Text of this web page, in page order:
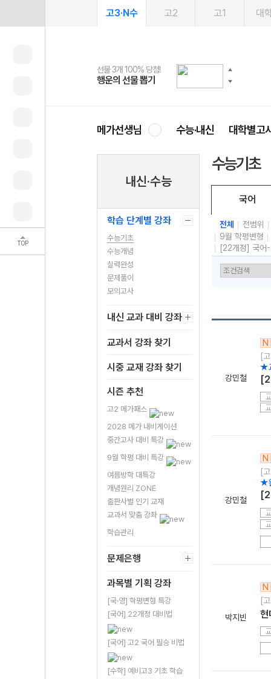
TOP
고3·N수 고2 고1 대
선물 3개 100% 당첨!
행운의 선물 뽑기
선물 100% 증정!
메가스터디 X 올리브
여름방학 스터디 캐시백
메가런 썸머스쿨
2027 러셀 단과
강사 공개선발
스마트러닝앱
설문 EVENT
메가패스
3일 무료 체험권
메가패스 수강생 무료혜택!
메가클럽 멤버십
사회공헌 캠페인
희망이룸 메가나눔
메가선생님 수능·내신 대학별고
내신·수능
학습 단계별 강좌
수능기초
수능개념
실력완성
문제풀이
모의고사
내신 교과 대비 강좌
교과서 강좌 찾기
시중 교재 강좌 찾기
시즌 추천
고2 메가패스
2028 메가 내비게이션
중간고사 대비 특강
9월 학평 대비 특강
여름방학 대특강
개념원리 ZONE
출판사별 인기 교재
교과서 맞춤 강좌
학습관리
문제은행
과목별 기획 강좌
[국·영] 학평변형 특강
[국어] 22개정 대비법
[국어] 고2 국어 필승 비법
[수학] 예비고3 기초 학습
수능기초
국어
전체
전범위
9월 학평변형
[22개정] 국어
강민철
N
[
★
강민철
N
[
★
박지빈
N
[
현